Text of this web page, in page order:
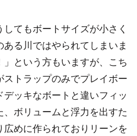
てもボートサイズが小さく
る川ではやられてしまいま
という方もいますが、こち
トラップのみでプレイボー
デッキなボートと違いフィッ
、ボリュームと浮力を出すた
めに作られておりリーンを